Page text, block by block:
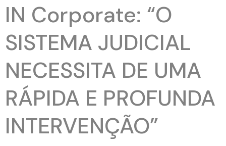
IN Corporate: “O
SISTEMA JUDICIAL
NECESSITA DE UMA
RÁPIDA E PROFUNDA
INTERVENÇÃO”